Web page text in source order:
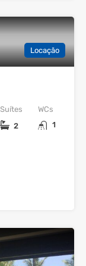
Locação
WCs
1
Suítes
2